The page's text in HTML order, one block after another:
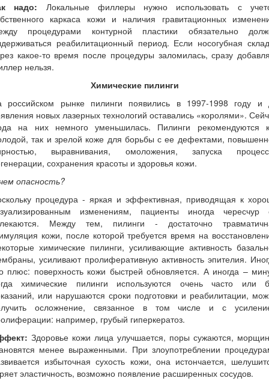
надо: Локальные филлеры нужно использовать с
каркаса кожи и наличия гравитационных
процедурами контурной пластики обязательно
реабилитационный период. Если носогубная
какое-то время после процедуры заломилась, сразу
нельзя.
Химические пилинги
российском рынке пилинги появились в 1997-1998 году и
новых лазерных технологий оставались «королями».
на них немного уменьшилась. Пилинги рекомендуются
так и зрелой коже для борьбы с ее дефектами,
выравнивания, омоложения, запуска
сохранения красоты и здоровья кожи.
опасность?
процедура - яркая и эффективная, приводящая к
изменениям, пациенты иногда чересчур
Между тем, пилинги - достаточно
кожи, после которой требуется время на
химические пилинги, усиливающие активность
усиливают пролиферативную активность эпителия.
плюс: поверхность кожи быстрей обновляется. А иногда –
химические пилинги используются очень часто или
или нарушаются сроки подготовки и реабилитации,
осложнение, связанное в том числе и с
например, грубый гиперкератоз.
Здоровье кожи лица улучшается, поры сужаются,
менее выраженными. При злоупотреблении
избыточная сухость кожи, она истончается,
эластичность, возможно появление расширенных сосудов.